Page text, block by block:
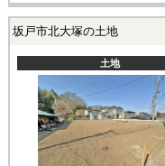
坂戸市北大塚の土地
土地